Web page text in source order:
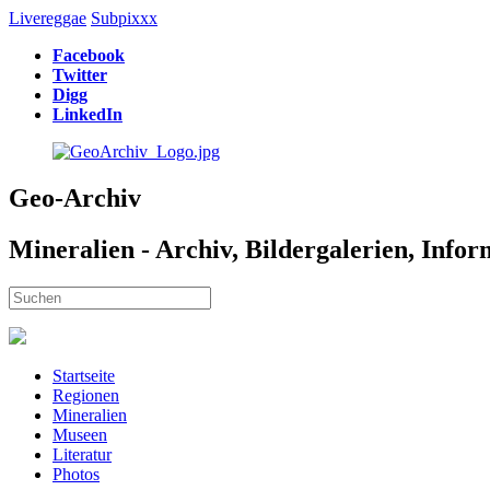
Livereggae Subpixxx
Facebook
Twitter
Digg
LinkedIn
Geo-Archiv
Mineralien - Archiv, Bildergalerien,
Startseite
Regionen
Mineralien
Museen
Literatur
Photos